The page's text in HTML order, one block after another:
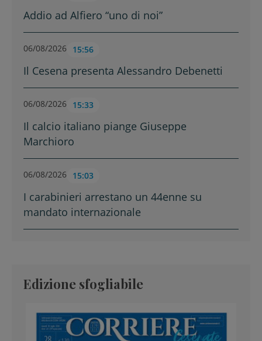
Addio ad Alfiero “uno di noi”
06/08/2026 15:56
Il Cesena presenta Alessandro Debenetti
06/08/2026 15:33
Il calcio italiano piange Giuseppe
Marchioro
06/08/2026 15:03
I carabinieri arrestano un 44enne su
mandato internazionale
Edizione sfogliabile